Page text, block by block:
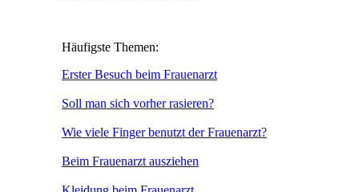
Häufigste Themen:
Erster Besuch beim Frauenarzt
Soll man sich vorher rasieren?
Wie viele Finger benutzt der Frauenarzt?
Beim Frauenarzt ausziehen